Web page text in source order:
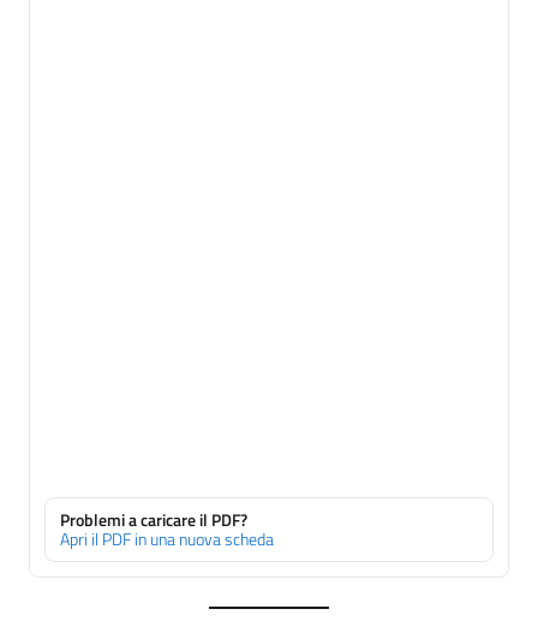
Problemi a caricare il PDF?
Apri il PDF in una nuova scheda